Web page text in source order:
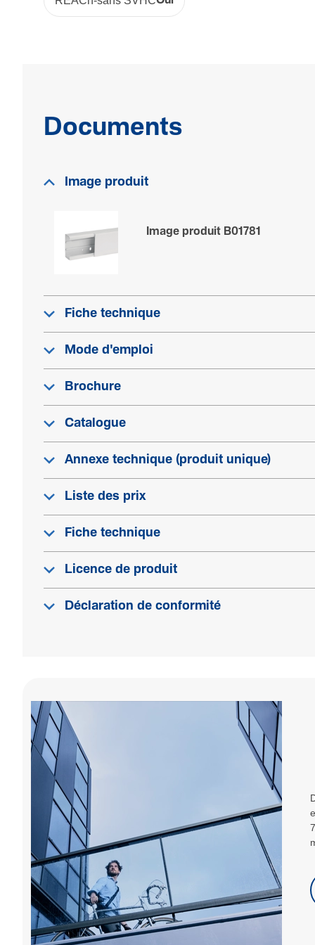
selon DIN4102-12
Documents
Image produit
Image produit B01781
Fiche technique
Mode d'emploi
Brochure
Catalogue
Annexe technique (produit unique)
Liste des prix
Fiche technique
Licence de produit
Déclaration de conformité